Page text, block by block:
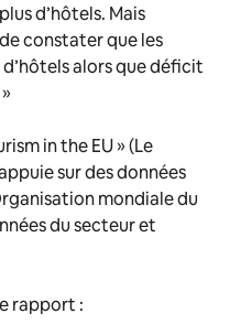
d’hôtels. Mais
constater que les
alors que déficit
in the EU » (Le
sur des données
mondiale du
du secteur et
rapport :